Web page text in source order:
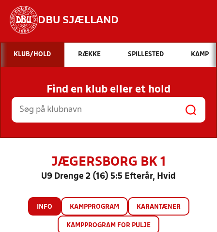
DBU SJÆLLAND
Hvad vil du søge efter?
INDHOLD OG NYHEDER
STILLINGER, RESULTATER, KLUBBER OG
HOLD
KLUB/HOLD RÆKKE SPILLESTED KAMP
Find en klub eller et hold
JÆGERSBORG BK 1
U9 Drenge 2 (16) 5:5 Efterår, Hvid
INFO KAMPPROGRAM KARANTÆNER
KAMPPROGRAM FOR PULJE